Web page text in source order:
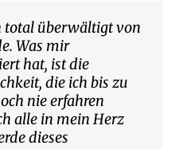
total überwältigt von
Was mir
hat, ist die
die ich bis zu
nie erfahren
alle in mein Herz
dieses